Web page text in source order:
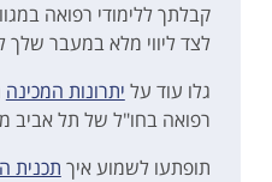
קבלתך ללימודי רפואה
לצד ליווי מלא במעבר שלך
גלו עוד על יתרונות המכינה
רפואה בחו"ל של תל אביב
תופתעו לשמוע איך תכנית